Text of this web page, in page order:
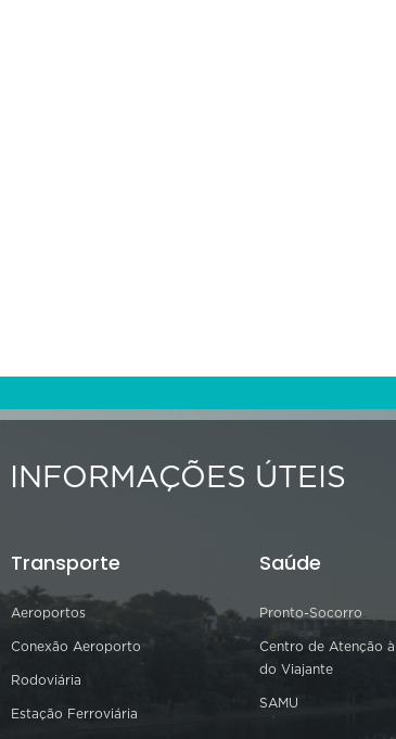
INFORMAÇÕES ÚTEIS
Transporte
Aeroportos
Conexão Aeroporto
Rodoviária
Estação Ferroviária
Saúde
Pronto-Socorro
Centro de Atenção à
do Viajante
SAMU